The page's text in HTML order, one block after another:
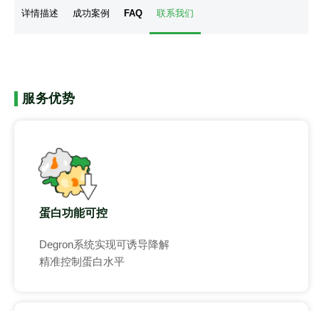
详情描述 成功案例 FAQ 联系我们
服务优势
蛋白功能可控
Degron系统实现可诱导降解
精准控制蛋白水平